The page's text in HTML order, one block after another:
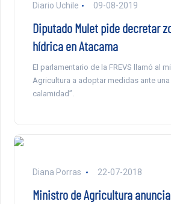
Diario Uchile 09-08-2019
Diputado Mulet pide decretar
hídrica en Atacama
El parlamentario de la FREVS llamó al
Agricultura a adoptar medidas ante una
calamidad”.
Diana Porras 22-07-2018
Ministro de Agricultura